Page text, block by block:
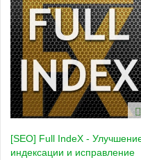
[SEO] Full IndeX -
индексации и исправление